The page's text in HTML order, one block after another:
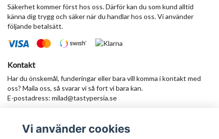
Säkerhet kommer först hos oss. Därför kan du som kund alltid
känna dig trygg och säker när du handlar hos oss. Vi använder
följande betalsätt.
Kontakt
Har du önskemål, funderingar eller bara vill komma i kontakt med
oss? Maila oss, så svarar vi så fort vi bara kan.
E-postadress: milad@tastypersia.se
Anmäl dig till vårt nyhetsbrev
Vi använder cookies